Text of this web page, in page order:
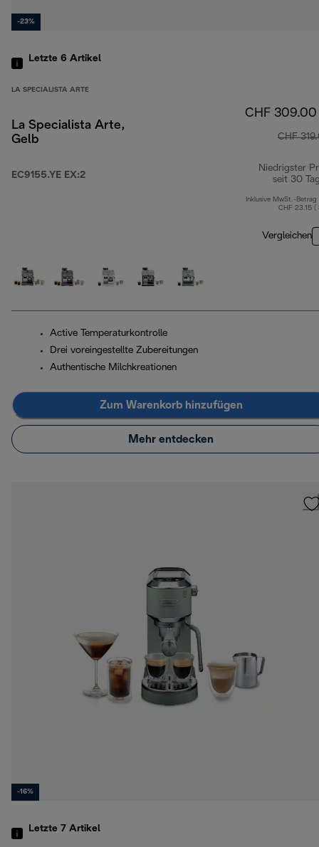
-23%
Letzte 6 Artikel
LA SPECIALISTA ARTE
La Specialista Arte,
Gelb
EC9155.YE EX:2
CHF 309.00
CHF
Niedrigster
seit 30
Inklusive MwSt.-Betrag
CHF 23.15 (
Vergleichen
Active Temperaturkontrolle
Drei voreingestellte Zubereitungen
Authentische Milchkreationen
Zum Warenkorb hinzufügen
Mehr entdecken
-16%
Letzte 7 Artikel